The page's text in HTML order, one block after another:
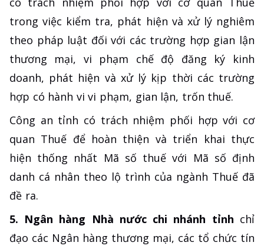
trong việc kiểm tra, phát hiện và xử lý nghiêm
theo pháp luật đối với các trường hợp gian lận
thương mại, vi phạm chế độ đăng ký kinh
doanh, phát hiện và xử lý kịp thời các trường
hợp có hành vi vi phạm, gian lận, trốn thuế.
Công an tỉnh có trách nhiệm phối hợp với cơ
quan Thuế để hoàn thiện và triển khai thực
hiện thống nhất Mã số thuế với Mã số định
danh cá nhân theo lộ trình của ngành Thuế đã
đề ra.
5. Ngân hàng Nhà nước chi nhánh tỉnh chỉ
đạo các Ngân hàng thương mại, các tổ chức tín